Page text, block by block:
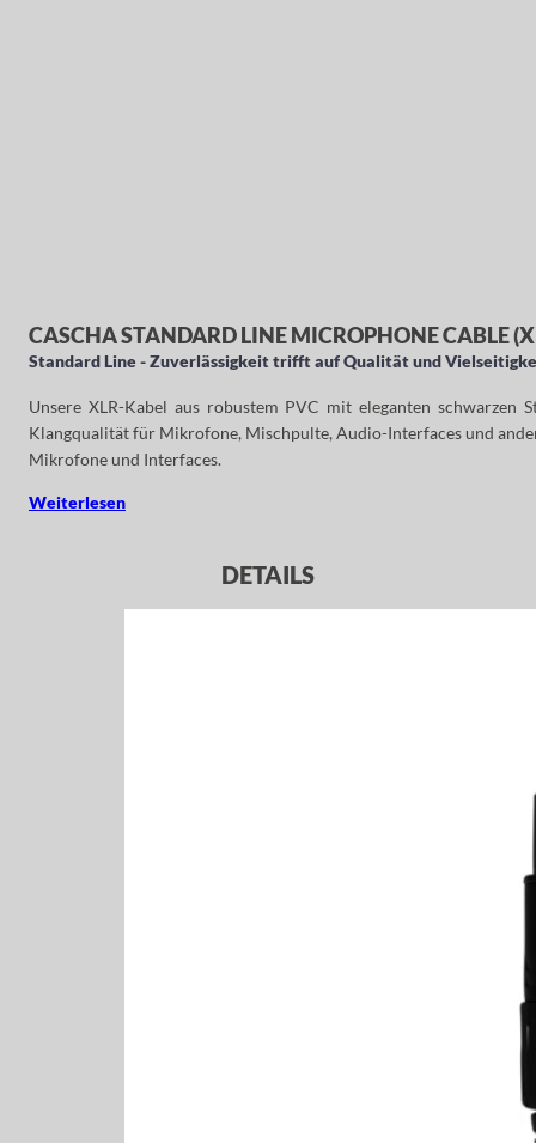
CASCHA STANDARD LINE MICROPHONE CABLE
Standard Line - Zuverlässigkeit trifft auf Qualität und
Unsere XLR-Kabel aus robustem PVC mit eleganten
Klangqualität für Mikrofone, Mischpulte, Audio-Interfaces und
Mikrofone und Interfaces.
Weiterlesen
DETAILS